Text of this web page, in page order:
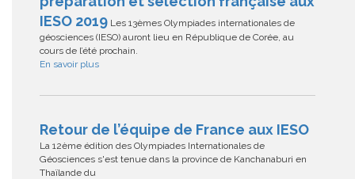
IESO 2019 Les 13èmes Olympiades internationales de
géosciences (IESO) auront lieu en République de Corée, au
cours de l’été prochain.
En savoir plus
Retour de l’équipe de France aux IESO
La 12ème édition des Olympiades Internationales de
Géosciences s'est tenue dans la province de Kanchanaburi en
Thaïlande du